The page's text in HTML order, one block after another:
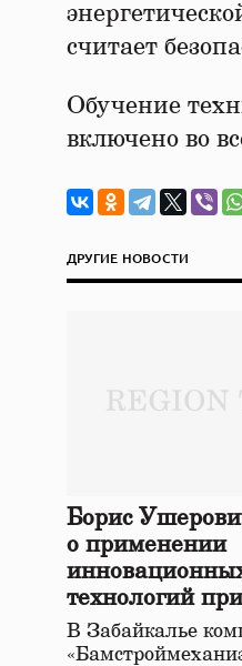
считает
Обучение
включено во
ДРУГИЕ НОВОСТИ
Борис
о применении
технологий при
строительстве
в Забайкалье
В Забайкалье